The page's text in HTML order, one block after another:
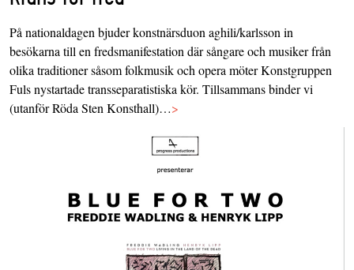
På nationaldagen bjuder konstnärsduon aghili/karlsson in
besökarna till en fredsmanifestation där sångare och musiker från
olika traditioner såsom folkmusik och opera möter Konstgruppen
Fuls nystartade transseparatistiska kör. Tillsammans binder vi
(utanför Röda Sten Konsthall)…>